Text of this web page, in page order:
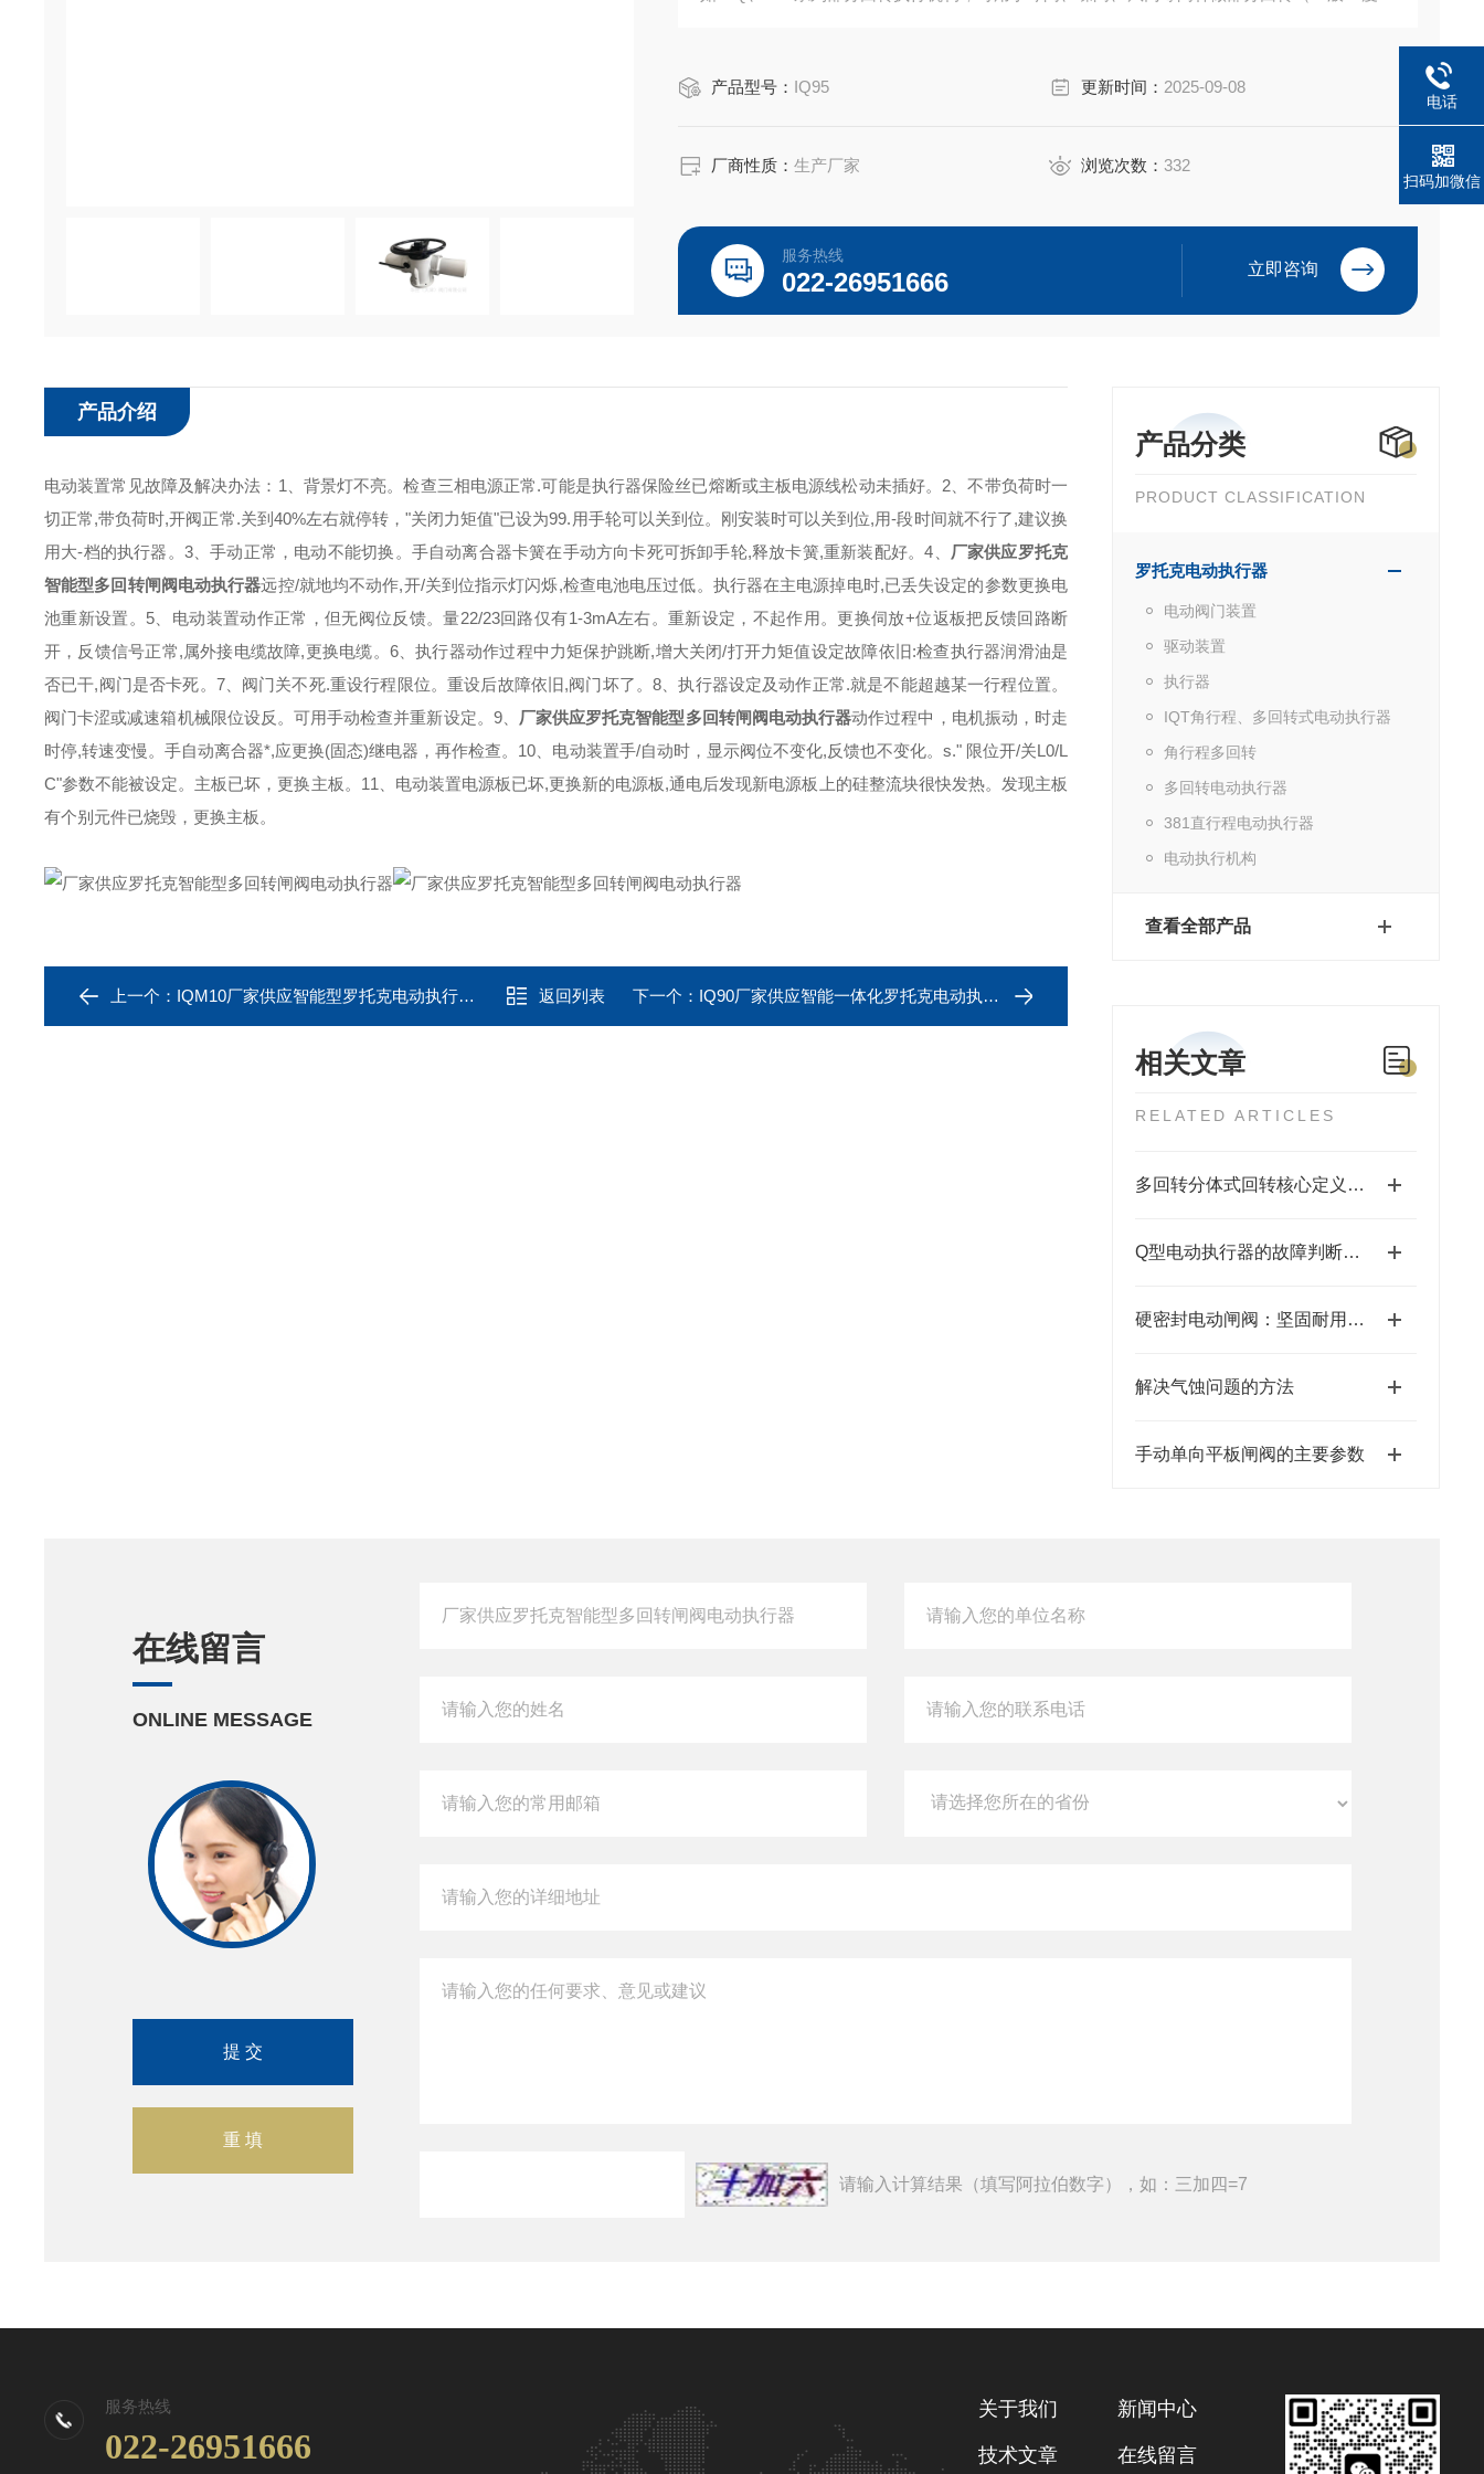
产品型号： IQ95 更新时间： 2025-09-08
厂商性质：生产厂家 浏览次数：332
服务热线
022-26951666 立即咨询
产品分类
PRODUCT CLASSIFICATION
罗托克电动执行器
电动阀门装置
驱动装置
执行器
IQT角行程、多回转式电动执行器
角行程多回转
多回转电动执行器
381直行程电动执行器
电动执行机构
查看全部产品
相关文章
RELATED ARTICLES
多回转分体式回转核心定义与结构
Q型电动执行器的故障判断和维护保养方法
硬密封电动闸阀：坚固耐用的流体控制解决方案
解决气蚀问题的方法
手动单向平板闸阀的主要参数
产品介绍
电动装置常见故障及解决办法：1、背景灯不亮。检查三相电源正常.可能是执行器保险丝已熔断或主板电源线松动未插好。2、不带负荷时一
切正常,带负荷时,开阀正常.关到40%左右就停转，"关闭力矩值"已设为99.用手轮可以关到位。刚安装时可以关到位,用-段时间就不行了,建议换
用大-档的执行器。3、手动正常，电动不能切换。手自动离合器卡簧在手动方向卡死可拆卸手轮,释放卡簧,重新装配好。4、 厂家供应罗托克
智能型多回转闸阀电动执行器远控/就地均不动作,开/关到位指示灯闪烁,检查电池电压过低。执行器在主电源掉电时,已丢失设定的参数更换电
池重新设置。5、电动装置动作正常，但无阀位反馈。量22/23回路仅有1-3mA左右。重新设定，不起作用。更换伺放+位返板把反馈回路断
开，反馈信号正常,属外接电缆故障,更换电缆。6、执行器动作过程中力矩保护跳断,增大关闭/打开力矩值设定故障依旧:检查执行器润滑油是
否已干,阀门是否卡死。7、阀门关不死.重设行程限位。重设后故障依旧,阀门坏了。8、执行器设定及动作正常.就是不能超越某一行程位置。
阀门卡涩或减速箱机械限位设反。可用手动检查并重新设定。9、 厂家供应罗托克智能型多回转闸阀电动执行器动作过程中，电机振动，时走
时停,转速变慢。手自动离合器*,应更换(固态)继电器，再作检查。10、电动装置手/自动时，显示阀位不变化,反馈也不变化。s." 限位开/关L0/L
C"参数不能被设定。主板已坏，更换主板。11、电动装置电源板已坏,更换新的电源板,通电后发现新电源板上的硅整流块很快发热。发现主板
有个别元件已烧毁，更换主板。
上一个： IQM10厂家供应智能型罗托克电动执行机构 返回列表 下一个： IQ90厂家供应智能一体化罗托克电动执行机构
在线留言
ONLINE MESSAGE
请输入计算结果（填写阿拉伯数字），如：三加四=7
服务热线
022-26951666
关于我们 新闻中心
技术文章 在线留言
电话
扫码加微信